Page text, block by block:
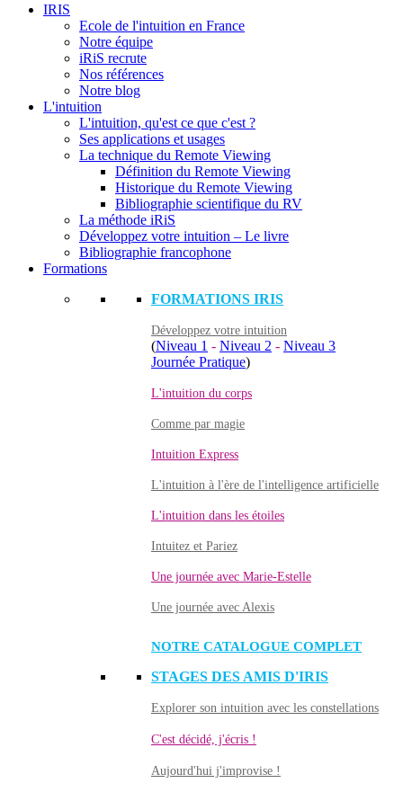
IRIS
Ecole de l'intuition en France
Notre équipe
iRiS recrute
Nos références
Notre blog
L'intuition
L'intuition, qu'est ce que c'est ?
Ses applications et usages
La technique du Remote Viewing
Définition du Remote Viewing
Historique du Remote Viewing
Bibliographie scientifique du RV
La méthode iRiS
Développez votre intuition – Le livre
Bibliographie francophone
Formations
FORMATIONS IRIS
Développez votre intuition
(Niveau 1 - Niveau 2 - Niveau 3
Journée Pratique)
L'intuition du corps
Comme par magie
Intuition Express
L'intuition à l'ère de l'intelligence artificielle
L'intuition dans les étoiles
Intuitez et Pariez
Une journée avec Marie-Estelle
Une journée avec Alexis
NOTRE CATALOGUE COMPLET
STAGES DES AMIS D'IRIS
Explorer son intuition avec les constellations
C'est décidé, j'écris !
Aujourd'hui j'improvise !